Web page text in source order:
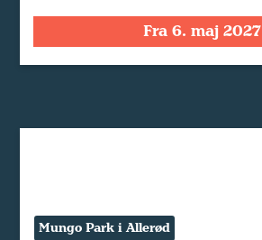
Fra 6. maj 2027
Mungo Park i Allerød